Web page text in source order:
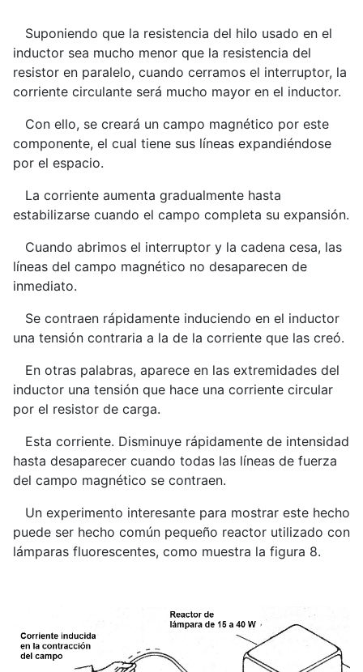
Suponiendo que la resistencia del hilo usado en el
inductor sea mucho menor que la resistencia del
resistor en paralelo, cuando cerramos el interruptor, la
corriente circulante será mucho mayor en el inductor.
Con ello, se creará un campo magnético por este
componente, el cual tiene sus líneas expandiéndose
por el espacio.
La corriente aumenta gradualmente hasta
estabilizarse cuando el campo completa su expansión.
Cuando abrimos el interruptor y la cadena cesa, las
líneas del campo magnético no desaparecen de
inmediato.
Se contraen rápidamente induciendo en el inductor
una tensión contraria a la de la corriente que las creó.
En otras palabras, aparece en las extremidades del
inductor una tensión que hace una corriente circular
por el resistor de carga.
Esta corriente. Disminuye rápidamente de intensidad
hasta desaparecer cuando todas las líneas de fuerza
del campo magnético se contraen.
Un experimento interesante para mostrar este hecho
puede ser hecho común pequeño reactor utilizado con
lámparas fluorescentes, como muestra la figura 8.